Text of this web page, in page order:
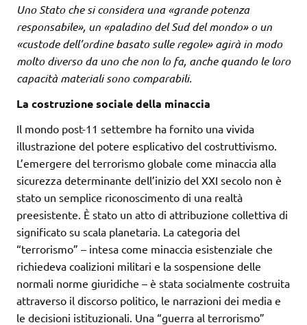
Uno Stato che si considera una «grande potenza
responsabile», un «paladino del Sud del mondo» o un
«custode dell’ordine basato sulle regole» agirà in modo
molto diverso da uno che non lo fa, anche quando le loro
capacità materiali sono comparabili.
La costruzione sociale della minaccia
Il mondo post-11 settembre ha fornito una vivida
illustrazione del potere esplicativo del costruttivismo.
L’emergere del terrorismo globale come minaccia alla
sicurezza determinante dell’inizio del XXI secolo non è
stato un semplice riconoscimento di una realtà
preesistente. È stato un atto di attribuzione collettiva di
significato su scala planetaria. La categoria del
“terrorismo” – intesa come minaccia esistenziale che
richiedeva coalizioni militari e la sospensione delle
normali norme giuridiche – è stata socialmente costruita
attraverso il discorso politico, le narrazioni dei media e
le decisioni istituzionali. Una “guerra al terrorismo”